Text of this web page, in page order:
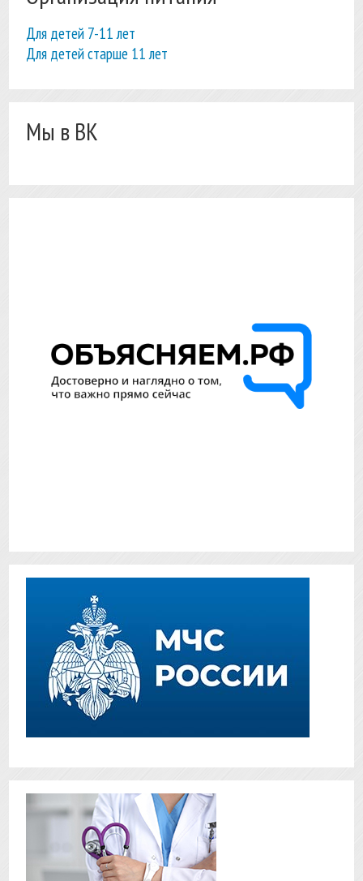
Для детей 7-11 лет
Для детей старше 11 лет
Мы в ВК